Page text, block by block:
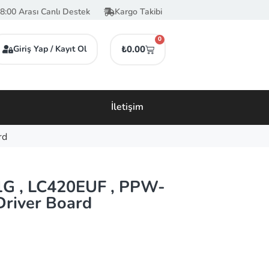
Arası Canlı Destek Kargo Takibi
Giriş Yap / Kayıt Ol ₺0.00
0
İletişim
, LC420EUF , PPW-
Board